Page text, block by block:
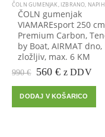
ČOLN GUMENJAK, IZBRANO, NAPIHLJIVI
ČOLN gumenjak
VIAMAREsport 250
Premium Carbon,
by Boat, AIRMAT dno,
zložljiv, max. 6 KM
990€ Prvotna
je
560€Trenutna
je:
z DDV
DODAJ V KOŠARICO